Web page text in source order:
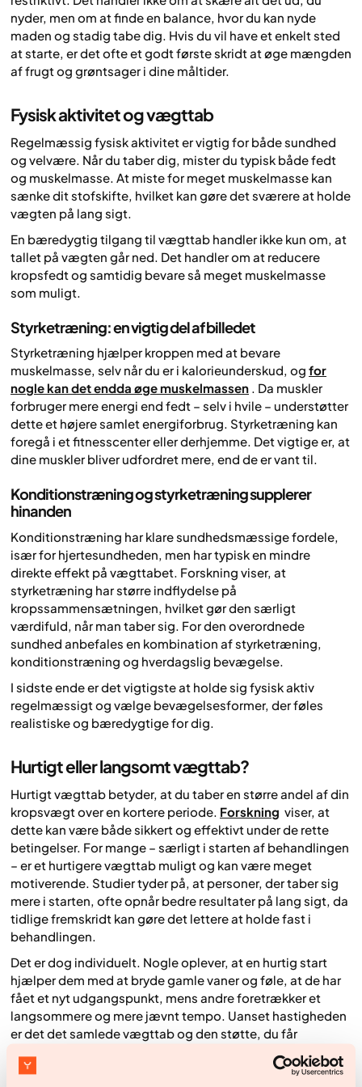
nyder, men om at finde en balance, hvor du kan nyde
maden og stadig tabe dig. Hvis du vil have et enkelt sted
at starte, er det ofte et godt første skridt at øge mængden
af frugt og grøntsager i dine måltider.
Fysisk aktivitet og vægttab
Regelmæssig fysisk aktivitet er vigtig for både sundhed
og velvære. Når du taber dig, mister du typisk både fedt
og muskelmasse. At miste for meget muskelmasse kan
sænke dit stofskifte, hvilket kan gøre det sværere at holde
vægten på lang sigt.
En bæredygtig tilgang til vægttab handler ikke kun om, at
tallet på vægten går ned. Det handler om at reducere
kropsfedt og samtidig bevare så meget muskelmasse
som muligt.
Styrketræning: en vigtig del af billedet
Styrketræning hjælper kroppen med at bevare
muskelmasse, selv når du er i kalorieunderskud, og for
nogle kan det endda øge muskelmassen . Da muskler
forbruger mere energi end fedt – selv i hvile – understøtter
dette et højere samlet energiforbrug. Styrketræning kan
foregå i et fitnesscenter eller derhjemme. Det vigtige er, at
dine muskler bliver udfordret mere, end de er vant til.
Konditionstræning og styrketræning supplerer
hinanden
Konditionstræning har klare sundhedsmæssige fordele,
især for hjertesundheden, men har typisk en mindre
direkte effekt på vægttabet. Forskning viser, at
styrketræning har større indflydelse på
kropssammensætningen, hvilket gør den særligt
værdifuld, når man taber sig. For den overordnede
sundhed anbefales en kombination af styrketræning,
konditionstræning og hverdagslig bevægelse.
I sidste ende er det vigtigste at holde sig fysisk aktiv
regelmæssigt og vælge bevægelsesformer, der føles
realistiske og bæredygtige for dig.
Hurtigt eller langsomt vægttab?
Hurtigt vægttab betyder, at du taber en større andel af din
kropsvægt over en kortere periode. Forskning viser, at
dette kan være både sikkert og effektivt under de rette
betingelser. For mange – særligt i starten af behandlingen
– er et hurtigere vægttab muligt og kan være meget
motiverende. Studier tyder på, at personer, der taber sig
mere i starten, ofte opnår bedre resultater på lang sigt, da
tidlige fremskridt kan gøre det lettere at holde fast i
behandlingen.
Det er dog individuelt. Nogle oplever, at en hurtig start
hjælper dem med at bryde gamle vaner og føle, at de har
fået et nyt udgangspunkt, mens andre foretrækker et
langsommere og mere jævnt tempo. Uanset hastigheden
er det det samlede vægttab og den støtte, du får
undervejs, der betyder mest for din sundhed på lang sigt.